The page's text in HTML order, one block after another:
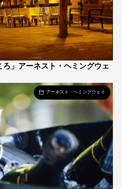
ろ」アーネスト・ヘミングウェ
アーネスト・ヘミングウェイ